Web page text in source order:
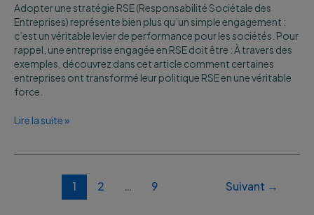
Adopter une stratégie RSE (Responsabilité Sociétale des
Entreprises) représente bien plus qu’un simple engagement :
c’est un véritable levier de performance pour les sociétés. Pour
rappel, une entreprise engagée en RSE doit être : À travers des
exemples, découvrez dans cet article comment certaines
entreprises ont transformé leur politique RSE en une véritable
force.
Lire la suite »
1 2 … 9 Suivant →